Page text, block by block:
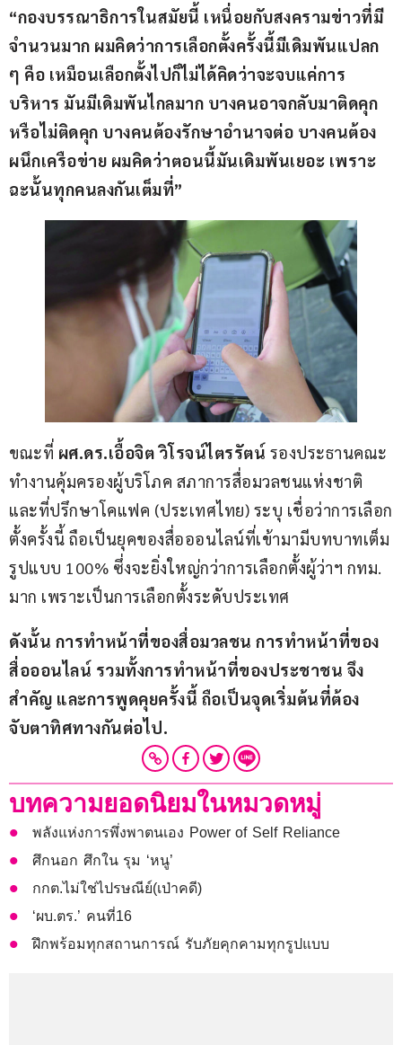
“กองบรรณาธิการในสมัยนี้ เหนื่อยกับสงครามข่าวที่มี
จำนวนมาก ผมคิดว่าการเลือกตั้งครั้งนี้มีเดิมพันแปลก
ๆ คือ เหมือนเลือกตั้งไปก็ไม่ได้คิดว่าจะจบแค่การ
บริหาร มันมีเดิมพันไกลมาก บางคนอาจกลับมาติดคุก
หรือไม่ติดคุก บางคนต้องรักษาอำนาจต่อ บางคนต้อง
ผนึกเครือข่าย ผมคิดว่าตอนนี้มันเดิมพันเยอะ เพราะ
ฉะนั้นทุกคนลงกันเต็มที่”
ขณะที่ ผศ.ดร.เอื้อจิต วิโรจน์ไตรรัตน์ รองประธานคณะ
ทำงานคุ้มครองผู้บริโภค สภาการสื่อมวลชนแห่งชาติ
และที่ปรึกษาโคแฟค (ประเทศไทย) ระบุ เชื่อว่าการเลือก
ตั้งครั้งนี้ ถือเป็นยุคของสื่อออนไลน์ที่เข้ามามีบทบาทเต็ม
รูปแบบ 100% ซึ่งจะยิ่งใหญ่กว่าการเลือกตั้งผู้ว่าฯ กทม.
มาก เพราะเป็นการเลือกตั้งระดับประเทศ
ดังนั้น การทำหน้าที่ของสื่อมวลชน การทำหน้าที่ของ
สื่อออนไลน์ รวมทั้งการทำหน้าที่ของประชาชน จึง
สำคัญ และการพูดคุยครั้งนี้ ถือเป็นจุดเริ่มต้นที่ต้อง
จับตาทิศทางกันต่อไป.
บทความยอดนิยมในหมวดหมู่
พลังแห่งการพึ่งพาตนเอง Power of Self Reliance
ศึกนอก ศึกใน รุม ‘หนู’
กกต.ไม่ใช่ไปรษณีย์(เป่าคดี)
‘ผบ.ตร.’ คนที่16
ฝึกพร้อมทุกสถานการณ์ รับภัยคุกคามทุกรูปแบบ